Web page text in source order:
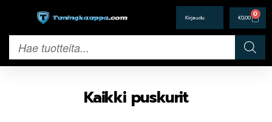
€0,00 0
Kaikki puskurit